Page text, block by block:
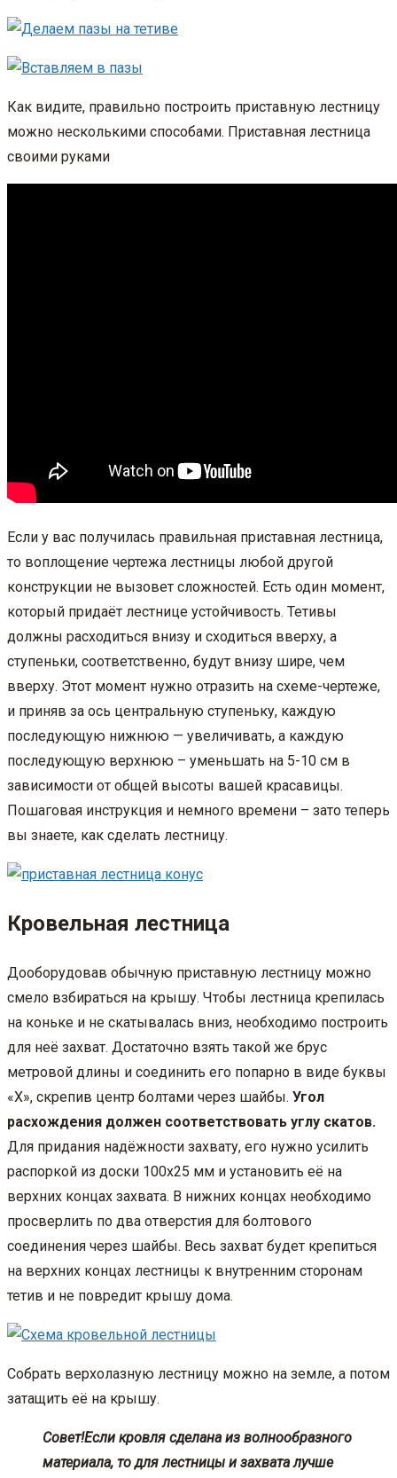
Как видите, правильно построить приставную лестницу
можно несколькими способами. Приставная лестница
своими руками
Если у вас получилась правильная приставная лестница,
то воплощение чертежа лестницы любой другой
конструкции не вызовет сложностей. Есть один момент,
который придаёт лестнице устойчивость. Тетивы
должны расходиться внизу и сходиться вверху, а
ступеньки, соответственно, будут внизу шире, чем
вверху. Этот момент нужно отразить на схеме-чертеже,
и приняв за ось центральную ступеньку, каждую
последующую нижнюю — увеличивать, а каждую
последующую верхнюю – уменьшать на 5-10 см в
зависимости от общей высоты вашей красавицы.
Пошаговая инструкция и немного времени – зато теперь
вы знаете, как сделать лестницу.
Кровельная лестница
Дооборудовав обычную приставную лестницу можно
смело взбираться на крышу. Чтобы лестница крепилась
на коньке и не скатывалась вниз, необходимо построить
для неё захват. Достаточно взять такой же брус
метровой длины и соединить его попарно в виде буквы
«Х», скрепив центр болтами через шайбы. Угол
расхождения должен соответствовать углу скатов.
Для придания надёжности захвату, его нужно усилить
распоркой из доски 100х25 мм и установить её на
верхних концах захвата. В нижних концах необходимо
просверлить по два отверстия для болтового
соединения через шайбы. Весь захват будет крепиться
на верхних концах лестницы к внутренним сторонам
тетив и не повредит крышу дома.
Собрать верхолазную лестницу можно на земле, а потом
затащить её на крышу.
Совет!Если кровля сделана из волнообразного
материала, то для лестницы и захвата лучше